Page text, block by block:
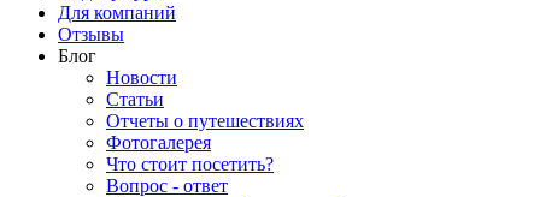
Для компаний
Отзывы
Блог
Новости
Статьи
Отчеты о путешествиях
Фотогалерея
Что стоит посетить?
Вопрос - ответ